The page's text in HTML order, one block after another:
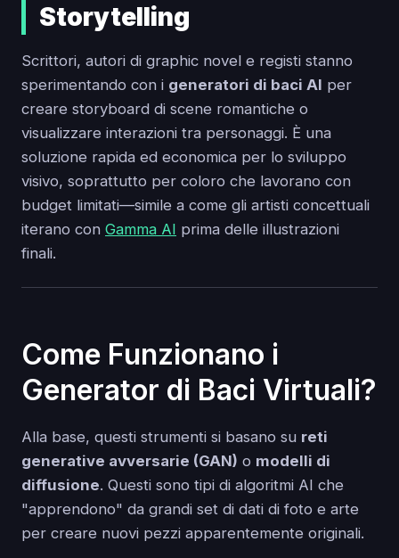
Storytelling
Scrittori, autori di graphic novel e registi stanno
sperimentando con i generatori di baci AI per
creare storyboard di scene romantiche o
visualizzare interazioni tra personaggi. È una
soluzione rapida ed economica per lo sviluppo
visivo, soprattutto per coloro che lavorano con
budget limitati—simile a come gli artisti concettuali
iterano con Gamma AI prima delle illustrazioni
finali.
Come Funzionano i
Generator di Baci Virtuali?
Alla base, questi strumenti si basano su reti
generative avversarie (GAN) o modelli di
diffusione. Questi sono tipi di algoritmi AI che
"apprendono" da grandi set di dati di foto e arte
per creare nuovi pezzi apparentemente originali.